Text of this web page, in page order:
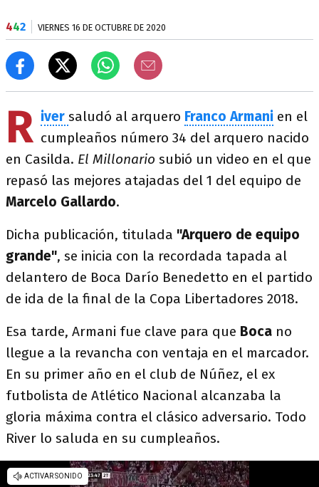
442 VIERNES 16 DE OCTUBRE DE 2020
R iver saludó al arquero Franco Armani en el
cumpleaños número 34 del arquero nacido
en Casilda. El Millonario subió un video en el que
repasó las mejores atajadas del 1 del equipo de
Marcelo Gallardo.
Dicha publicación, titulada "Arquero de equipo
grande", se inicia con la recordada tapada al
delantero de Boca Darío Benedetto en el partido
de ida de la final de la Copa Libertadores 2018.
Esa tarde, Armani fue clave para que Boca no
llegue a la revancha con ventaja en el marcador.
En su primer año en el club de Núñez, el ex
futbolista de Atlético Nacional alcanzaba la
gloria máxima contra el clásico adversario. Todo
River lo saluda en su cumpleaños.